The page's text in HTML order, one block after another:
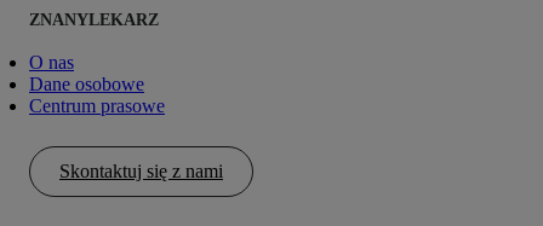
ZNANYLEKARZ
O nas
Dane osobowe
Centrum prasowe
Skontaktuj się z nami